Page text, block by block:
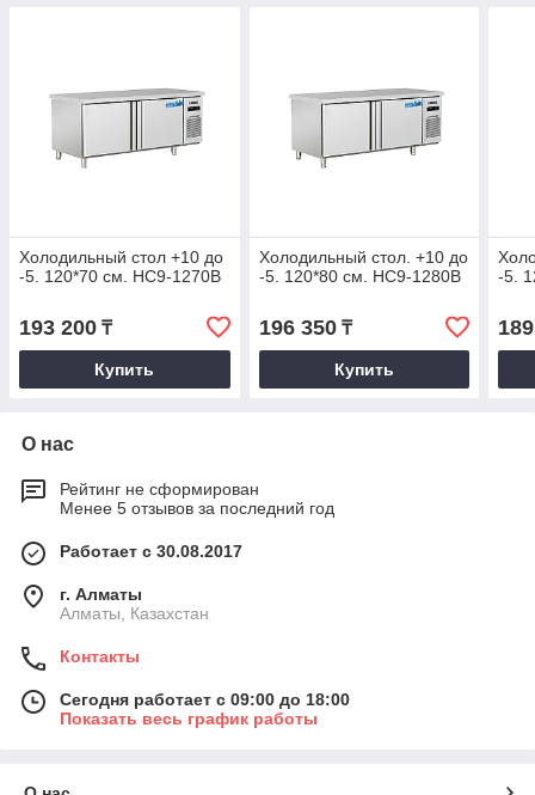
Холодильный стол +10 до
-5. 120*70 см. HC9-1270B
193 200 ₸
Купить
Холодильный стол. +10 до
-5. 120*80 см. HC9-1280B
196 350₸
Купить
-5.
О нас
Рейтинг не сформирован
Менее 5 отзывов за последний год
Работает с 30.08.2017
г. Алматы
Алматы, Казахстан
Контакты
Сегодня работает с 09:00 до 18:00
Показать весь график работы